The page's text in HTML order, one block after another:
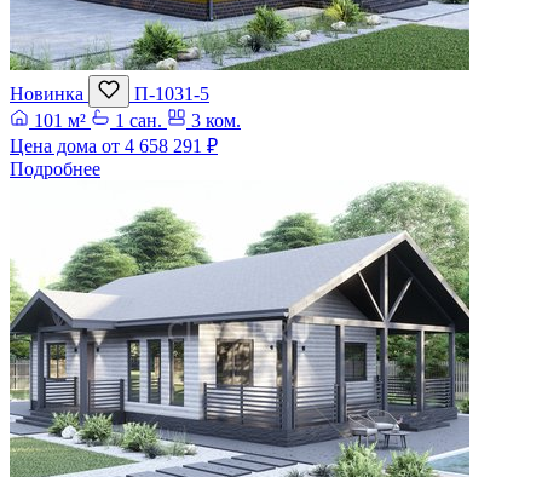
Новинка
П-1031-5
101 м²
1 сан.
3 ком.
Цена дома от 4 658 291 ₽
Подробнее